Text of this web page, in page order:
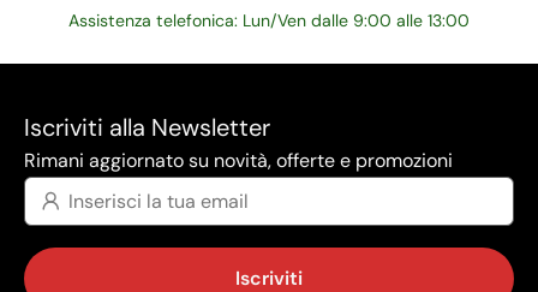
Assistenza telefonica: Lun/Ven dalle 9:00 alle 13:00
Iscriviti alla Newsletter
Rimani aggiornato su novità, offerte e promozioni
Iscriviti